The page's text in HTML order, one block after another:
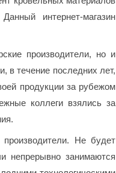
интернет-магазин
производители, но и
в течение последних лет,
продукции за рубежом
коллеги взялись за
Не будет
непрерывно занимаются